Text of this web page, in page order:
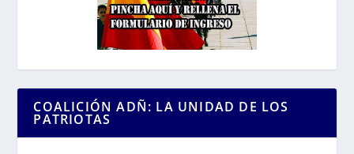
COALICIÓN ADÑ: LA UNIDAD DE LOS
PATRIOTAS